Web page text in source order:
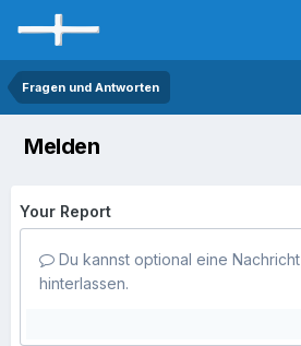
Fragen und Antworten
Melden
Your Report
Du kannst optional eine
hinterlassen.